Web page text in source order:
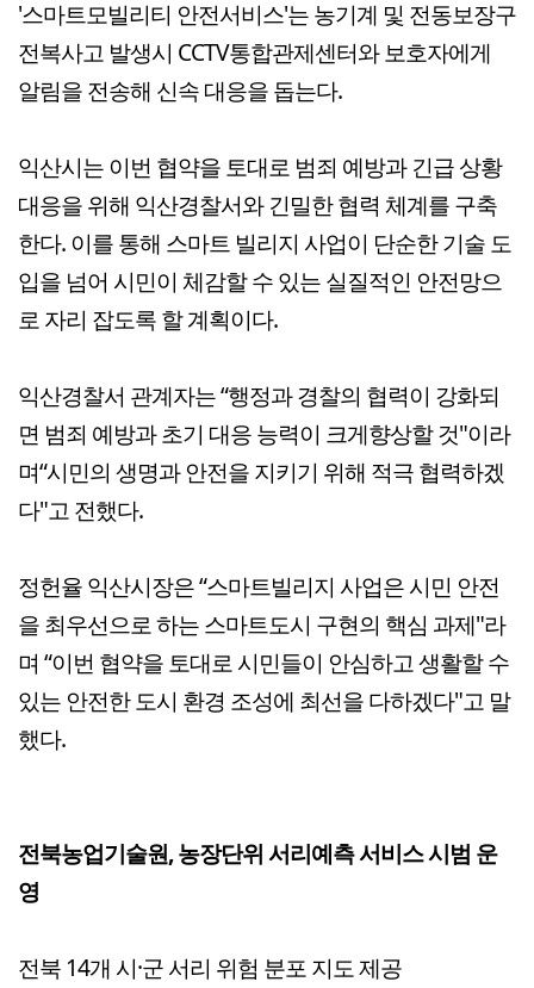
'스마트모빌리티 안전서비스'는 농기계 및 전동보장구
전복사고 발생시 CCTV통합관제센터와 보호자에게
알림을 전송해 신속 대응을 돕는다.
익산시는 이번 협약을 토대로 범죄 예방과 긴급 상황
대응을 위해 익산경찰서와 긴밀한 협력 체계를 구축
한다. 이를 통해 스마트 빌리지 사업이 단순한 기술 도
입을 넘어 시민이 체감할 수 있는 실질적인 안전망으
로 자리 잡도록 할 계획이다.
익산경찰서 관계자는 “행정과 경찰의 협력이 강화되
면 범죄 예방과 초기 대응 능력이 크게향상할 것"이라
며“시민의 생명과 안전을 지키기 위해 적극 협력하겠
다"고 전했다.
정헌율 익산시장은 “스마트빌리지 사업은 시민 안전
을 최우선으로 하는 스마트도시 구현의 핵심 과제"라
며 “이번 협약을 토대로 시민들이 안심하고 생활할 수
있는 안전한 도시 환경 조성에 최선을 다하겠다"고 말
했다.
전북농업기술원, 농장단위 서리예측 서비스 시범 운
영
전북 14개 시·군 서리 위험 분포 지도 제공